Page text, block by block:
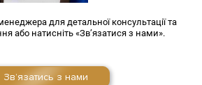
для детальної консультації та
або натисніть «Зв’язатися з нами».
Зв’язатись з нами